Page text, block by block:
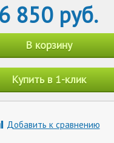
6 850 руб.
В корзину
Купить в 1-клик
Добавить к сравнению